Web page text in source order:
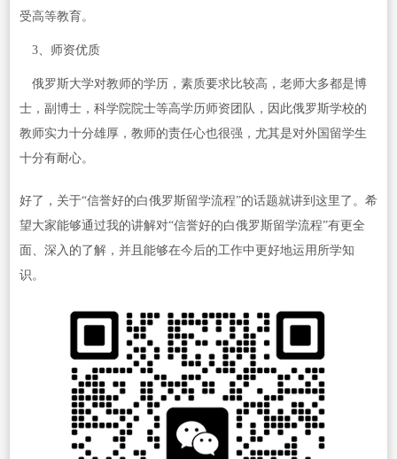
受高等教育。
3、师资优质
俄罗斯大学对教师的学历，素质要求比较高，老师大多都是博
士，副博士，科学院院士等高学历师资团队，因此俄罗斯学校的
教师实力十分雄厚，教师的责任心也很强，尤其是对外国留学生
十分有耐心。
好了，关于“信誉好的白俄罗斯留学流程”的话题就讲到这里了。希
望大家能够通过我的讲解对“信誉好的白俄罗斯留学流程”有更全
面、深入的了解，并且能够在今后的工作中更好地运用所学知
识。